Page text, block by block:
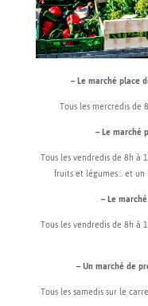
– Le marché place
Tous les mercredis
– Le marché
Tous les vendredis de 8h à
fruits et légumes… et
– Le
Tous les vendredis de 8h à
– Un marché de
Tous les samedis sur le